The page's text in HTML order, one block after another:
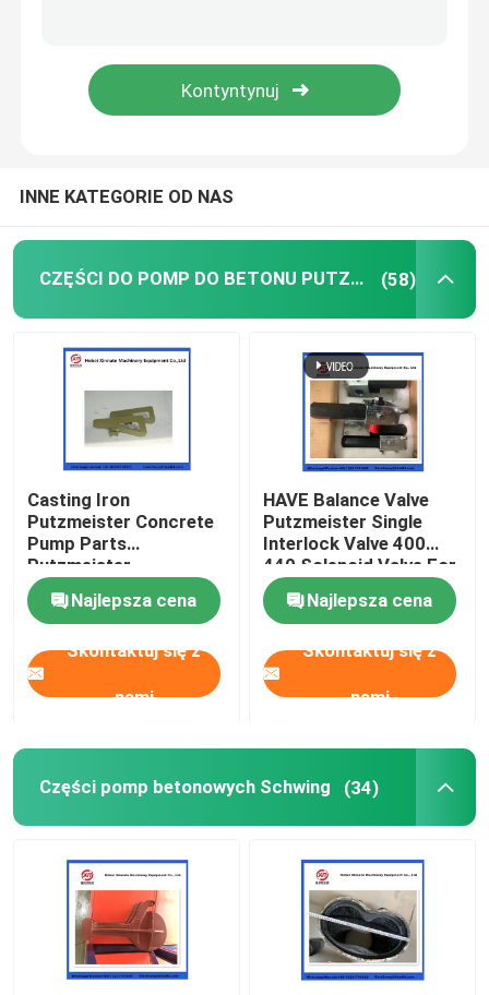
Rura pompy do betonu
Pompa betonowa łokieć
Połączenie zacisków pompy betonowej
Kołnierz pompy do betonu
Kulka do czyszczenia pompy do betonu
Zestaw do tworzenia betonu
Pompy Rexthod
Części do pomp do betonu SANY
Akcesoria do pomp betonowych
Używana ciężarówka z pompą do betonu
INNE KATEGORIE OD NAS
CZĘŚCI DO POMP DO BETONU PUTZMEISTER (58)
Casting Iron
Putzmeister Concrete
Pump Parts
Putzmeister
Agitatoring Paddles
Najlepsza cena
Skontaktuj się z
nami
HAVE Balance Valve
Putzmeister Single
Interlock Valve 400
440 Solenoid Valve For
Concrete Pump
Najlepsza cena
Skontaktuj się z
nami
Części pomp betonowych Schwing (34)